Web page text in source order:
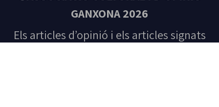
GANXONA 2026
Els articles d’opinió i els articles signats